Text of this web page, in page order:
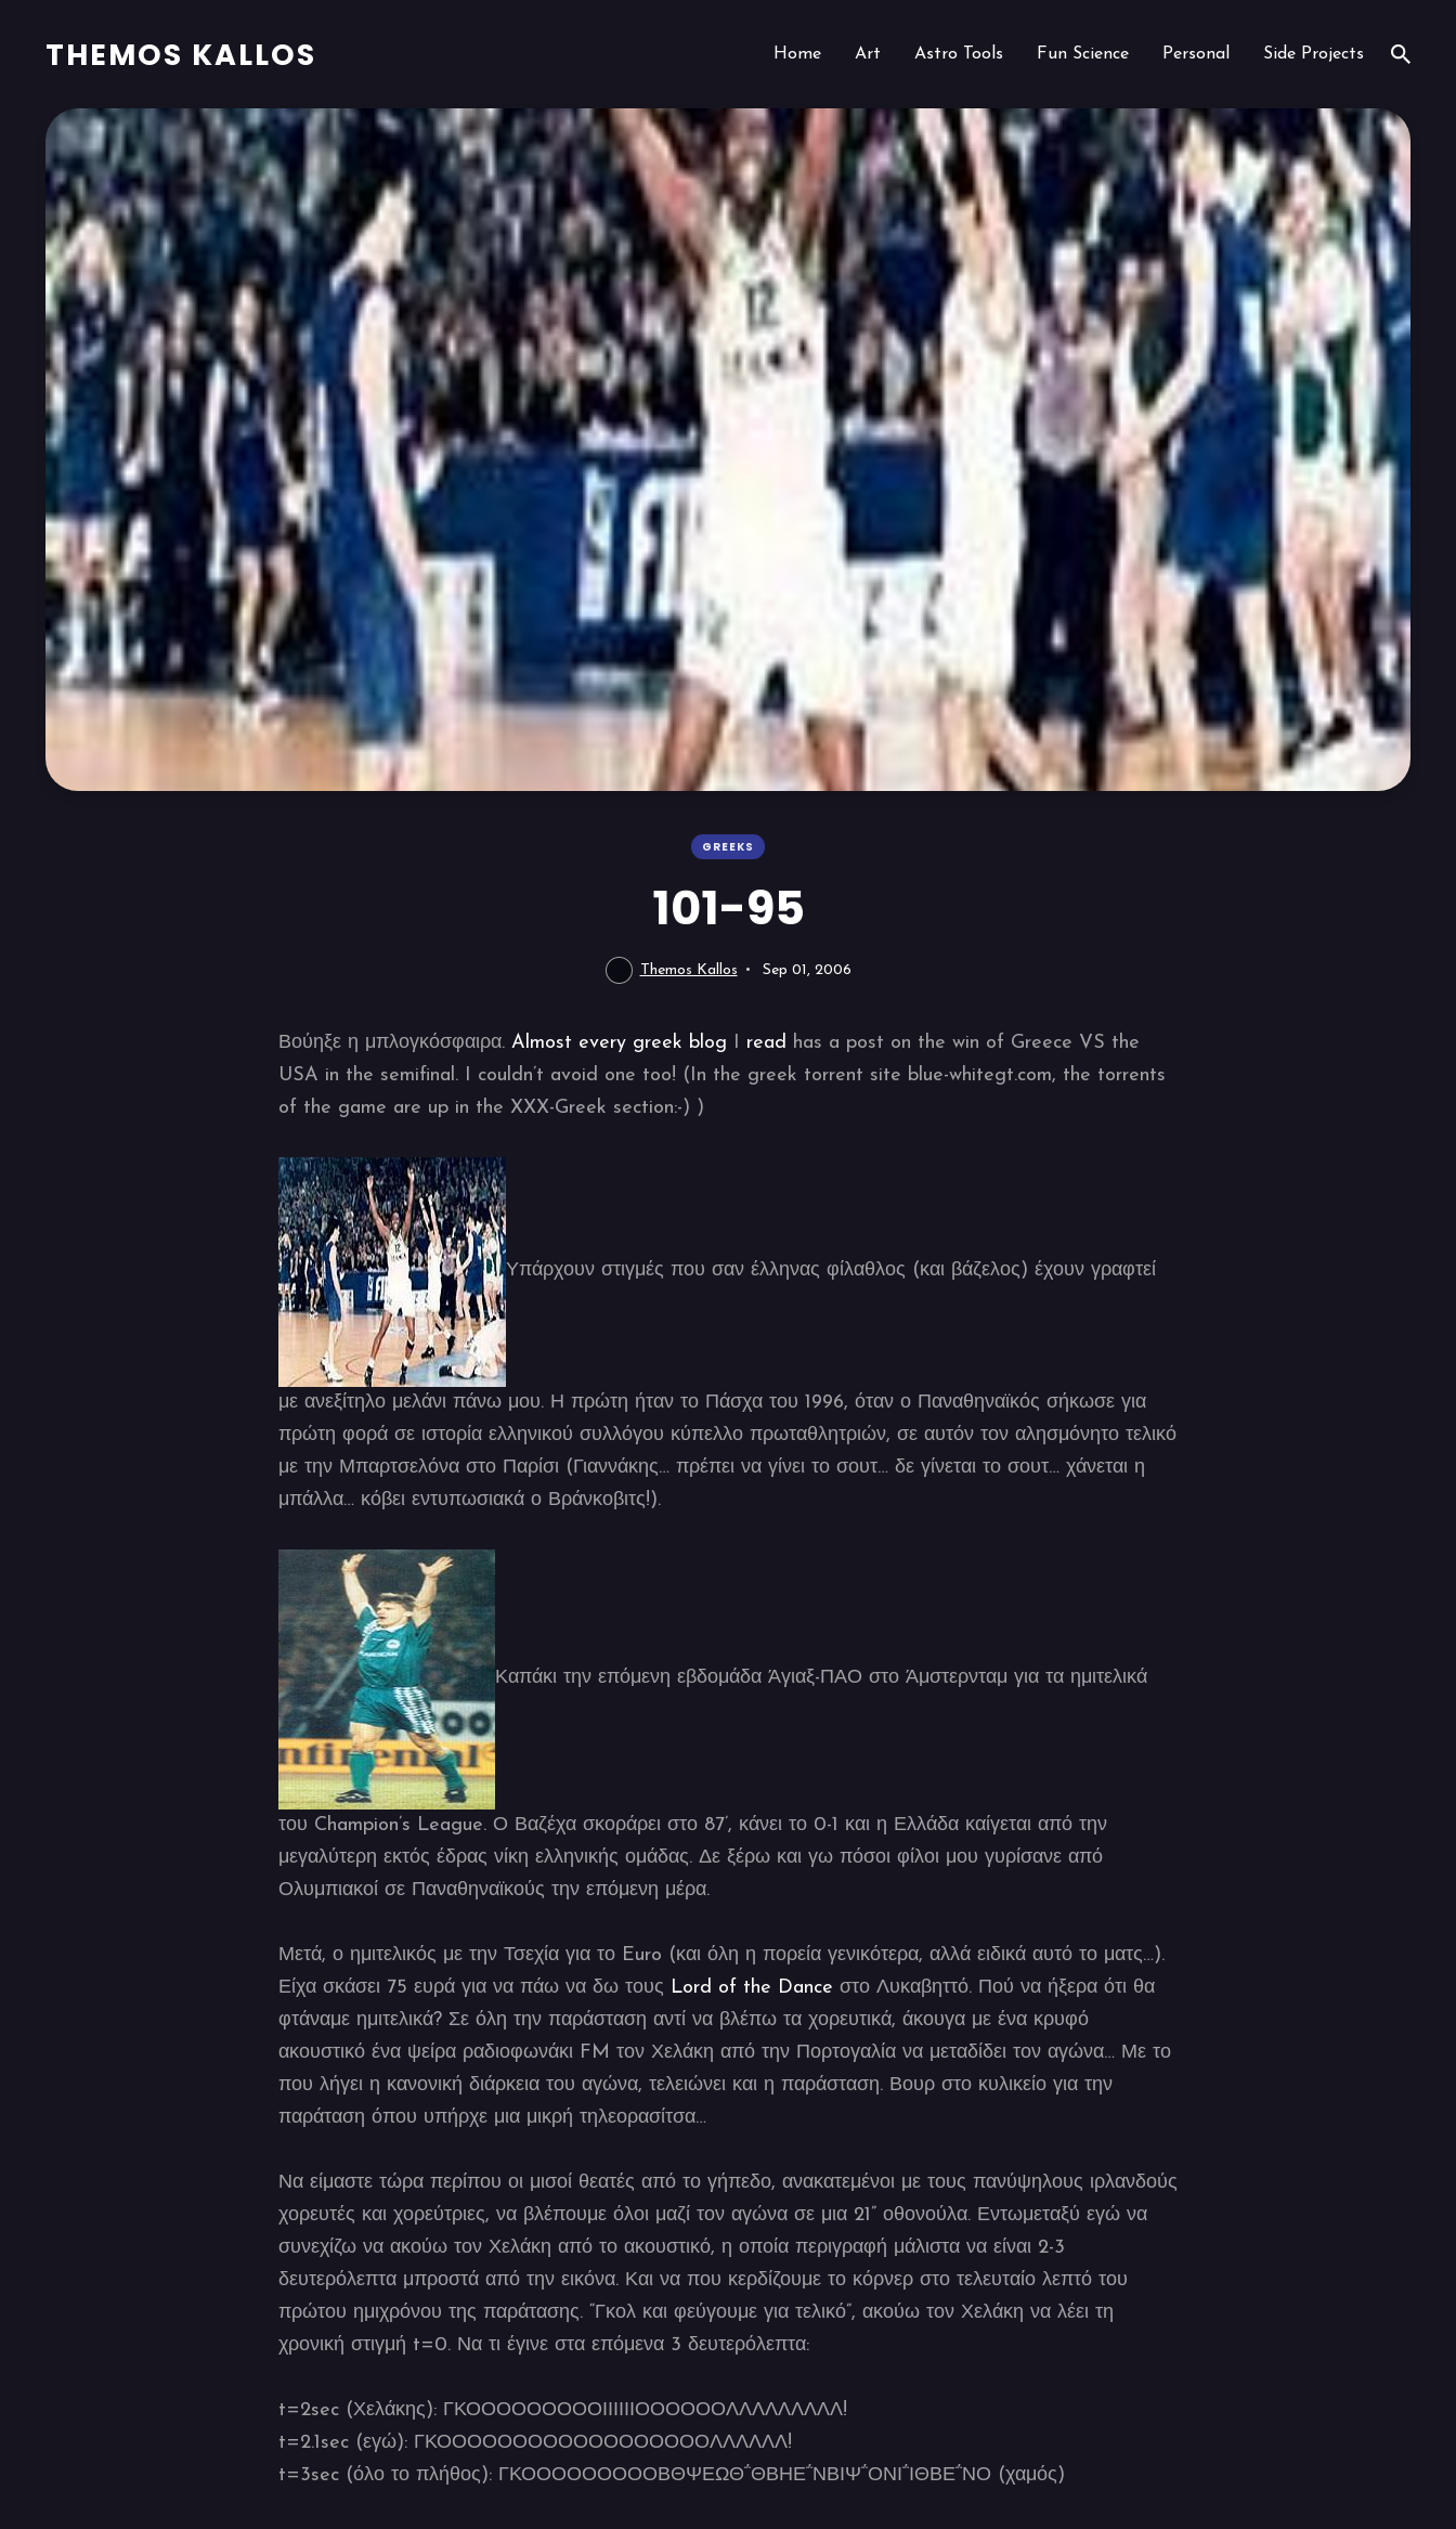
THEMOS KALLOS Home Art Astro Tools Fun Science Personal Side Projects
GREEKS
101-95
Themos Kallos Sep 01, 2006
Βούηξε η μπλογκόσφαιρα. Almost every greek blog I read has a post on the win of Greece VS the
USA in the semifinal. I couldn’t avoid one too! (In the greek torrent site blue-whitegt.com, the torrents
of the game are up in the XXX-Greek section:-) )
Υπάρχουν στιγμές που σαν έλληνας φίλαθλος (και βάζελος) έχουν γραφτεί
με ανεξίτηλο μελάνι πάνω μου. Η πρώτη ήταν το Πάσχα του 1996, όταν ο Παναθηναϊκός σήκωσε για
πρώτη φορά σε ιστορία ελληνικού συλλόγου κύπελλο πρωταθλητριών, σε αυτόν τον αλησμόνητο τελικό
με την Μπαρτσελόνα στο Παρίσι (Γιαννάκης… πρέπει να γίνει το σουτ… δε γίνεται το σουτ… χάνεται η
μπάλλα… κόβει εντυπωσιακά ο Βράνκοβιτς!).
Καπάκι την επόμενη εβδομάδα Άγιαξ-ΠΑΟ στο Άμστερνταμ για τα ημιτελικά
του Champion’s League. Ο Βαζέχα σκοράρει στο 87’, κάνει το 0-1 και η Ελλάδα καίγεται από την
μεγαλύτερη εκτός έδρας νίκη ελληνικής ομάδας. Δε ξέρω και γω πόσοι φίλοι μου γυρίσανε από
Ολυμπιακοί σε Παναθηναϊκούς την επόμενη μέρα.
Μετά, ο ημιτελικός με την Τσεχία για το Euro (και όλη η πορεία γενικότερα, αλλά ειδικά αυτό το ματς…).
Είχα σκάσει 75 ευρά για να πάω να δω τους Lord of the Dance στο Λυκαβηττό. Πού να ήξερα ότι θα
φτάναμε ημιτελικά? Σε όλη την παράσταση αντί να βλέπω τα χορευτικά, άκουγα με ένα κρυφό
ακουστικό ένα ψείρα ραδιοφωνάκι FM τον Χελάκη από την Πορτογαλία να μεταδίδει τον αγώνα… Με το
που λήγει η κανονική διάρκεια του αγώνα, τελειώνει και η παράσταση. Βουρ στο κυλικείο για την
παράταση όπου υπήρχε μια μικρή τηλεορασίτσα…
Να είμαστε τώρα περίπου οι μισοί θεατές από το γήπεδο, ανακατεμένοι με τους πανύψηλους ιρλανδούς
χορευτές και χορεύτριες, να βλέπουμε όλοι μαζί τον αγώνα σε μια 21” οθονούλα. Εντωμεταξύ εγώ να
συνεχίζω να ακούω τον Χελάκη από το ακουστικό, η οποία περιγραφή μάλιστα να είναι 2-3
δευτερόλεπτα μπροστά από την εικόνα. Και να που κερδίζουμε το κόρνερ στο τελευταίο λεπτό του
πρώτου ημιχρόνου της παράτασης. “Γκολ και φεύγουμε για τελικό”, ακούω τον Χελάκη να λέει τη
χρονική στιγμή t=0. Να τι έγινε στα επόμενα 3 δευτερόλεπτα:
t=2sec (Χελάκης): ΓΚΟΟΟΟΟΟΟΟΟΙΙΙΙΙΙΟΟΟΟΟΟΛΛΛΛΛΛΛΛΛ!
t=2.1sec (εγώ): ΓΚΟΟΟΟΟΟΟΟΟΟΟΟΟΟΟΟΟΟΛΛΛΛΛΛ!
t=3sec (όλο το πλήθος): ΓΚΟΟΟΟΟΟΟΟΟΒΘΨΕΩΘ΅ΘΒΗΕ΅ΝΒΙΨ΅ΟΝΙ΅ΙΘΒΕ΅ΝΟ (χαμός)